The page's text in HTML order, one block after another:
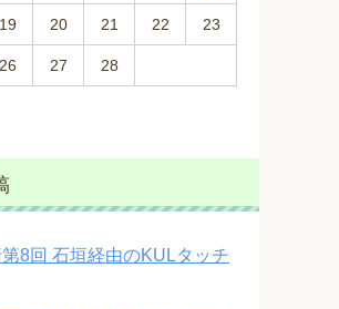
19 20 21 22 23
26 27 28
8回 石垣経由のKULタッチ